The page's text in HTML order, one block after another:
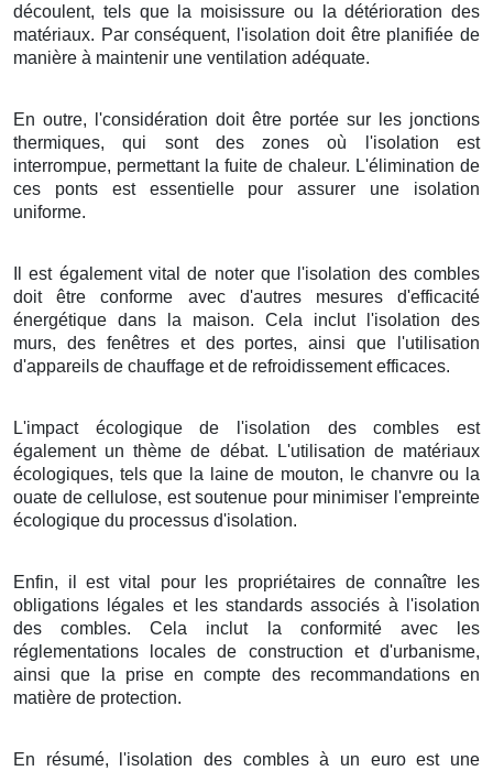
découlent, tels que la moisissure ou la détérioration des
matériaux. Par conséquent, l'isolation doit être planifiée de
manière à maintenir une ventilation adéquate.
En outre, l'considération doit être portée sur les jonctions
thermiques, qui sont des zones où l'isolation est
interrompue, permettant la fuite de chaleur. L'élimination de
ces ponts est essentielle pour assurer une isolation
uniforme.
Il est également vital de noter que l'isolation des combles
doit être conforme avec d'autres mesures d'efficacité
énergétique dans la maison. Cela inclut l'isolation des
murs, des fenêtres et des portes, ainsi que l'utilisation
d'appareils de chauffage et de refroidissement efficaces.
L'impact écologique de l'isolation des combles est
également un thème de débat. L'utilisation de matériaux
écologiques, tels que la laine de mouton, le chanvre ou la
ouate de cellulose, est soutenue pour minimiser l'empreinte
écologique du processus d'isolation.
Enfin, il est vital pour les propriétaires de connaître les
obligations légales et les standards associés à l'isolation
des combles. Cela inclut la conformité avec les
réglementations locales de construction et d'urbanisme,
ainsi que la prise en compte des recommandations en
matière de protection.
En résumé, l'isolation des combles à un euro est une